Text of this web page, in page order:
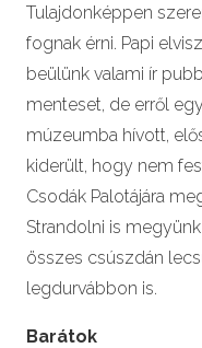
Tulajdonképpen
fognak érni. Papi
beülünk valami ír
menteset, de erről
múzeumba hívott,
kiderült, hogy nem
Csodák Palotájára
Strandolni is
összes csúszdán
legdurvábbon is.
Barátok